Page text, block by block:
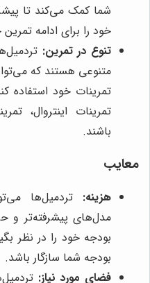
شما کمک می‌کند تا
خود را برای ادامه
تنوع در تمرین:
متنوعی هستند که
تمرینات خود استفاده
تمرینات اینتروال،
باشند.
معایب
هزینه: تردمیل‌ها
مدل‌های پیشرفته‌تر و
بودجه خود را در نظر
بودجه شما سازگار باشد.
فضای مورد نیاز: